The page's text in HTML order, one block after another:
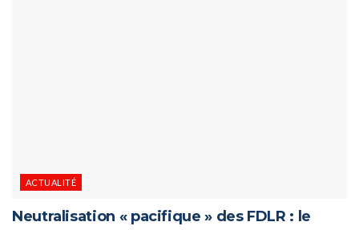
ACTUALITÉ
Neutralisation « pacifique » des FDLR : le